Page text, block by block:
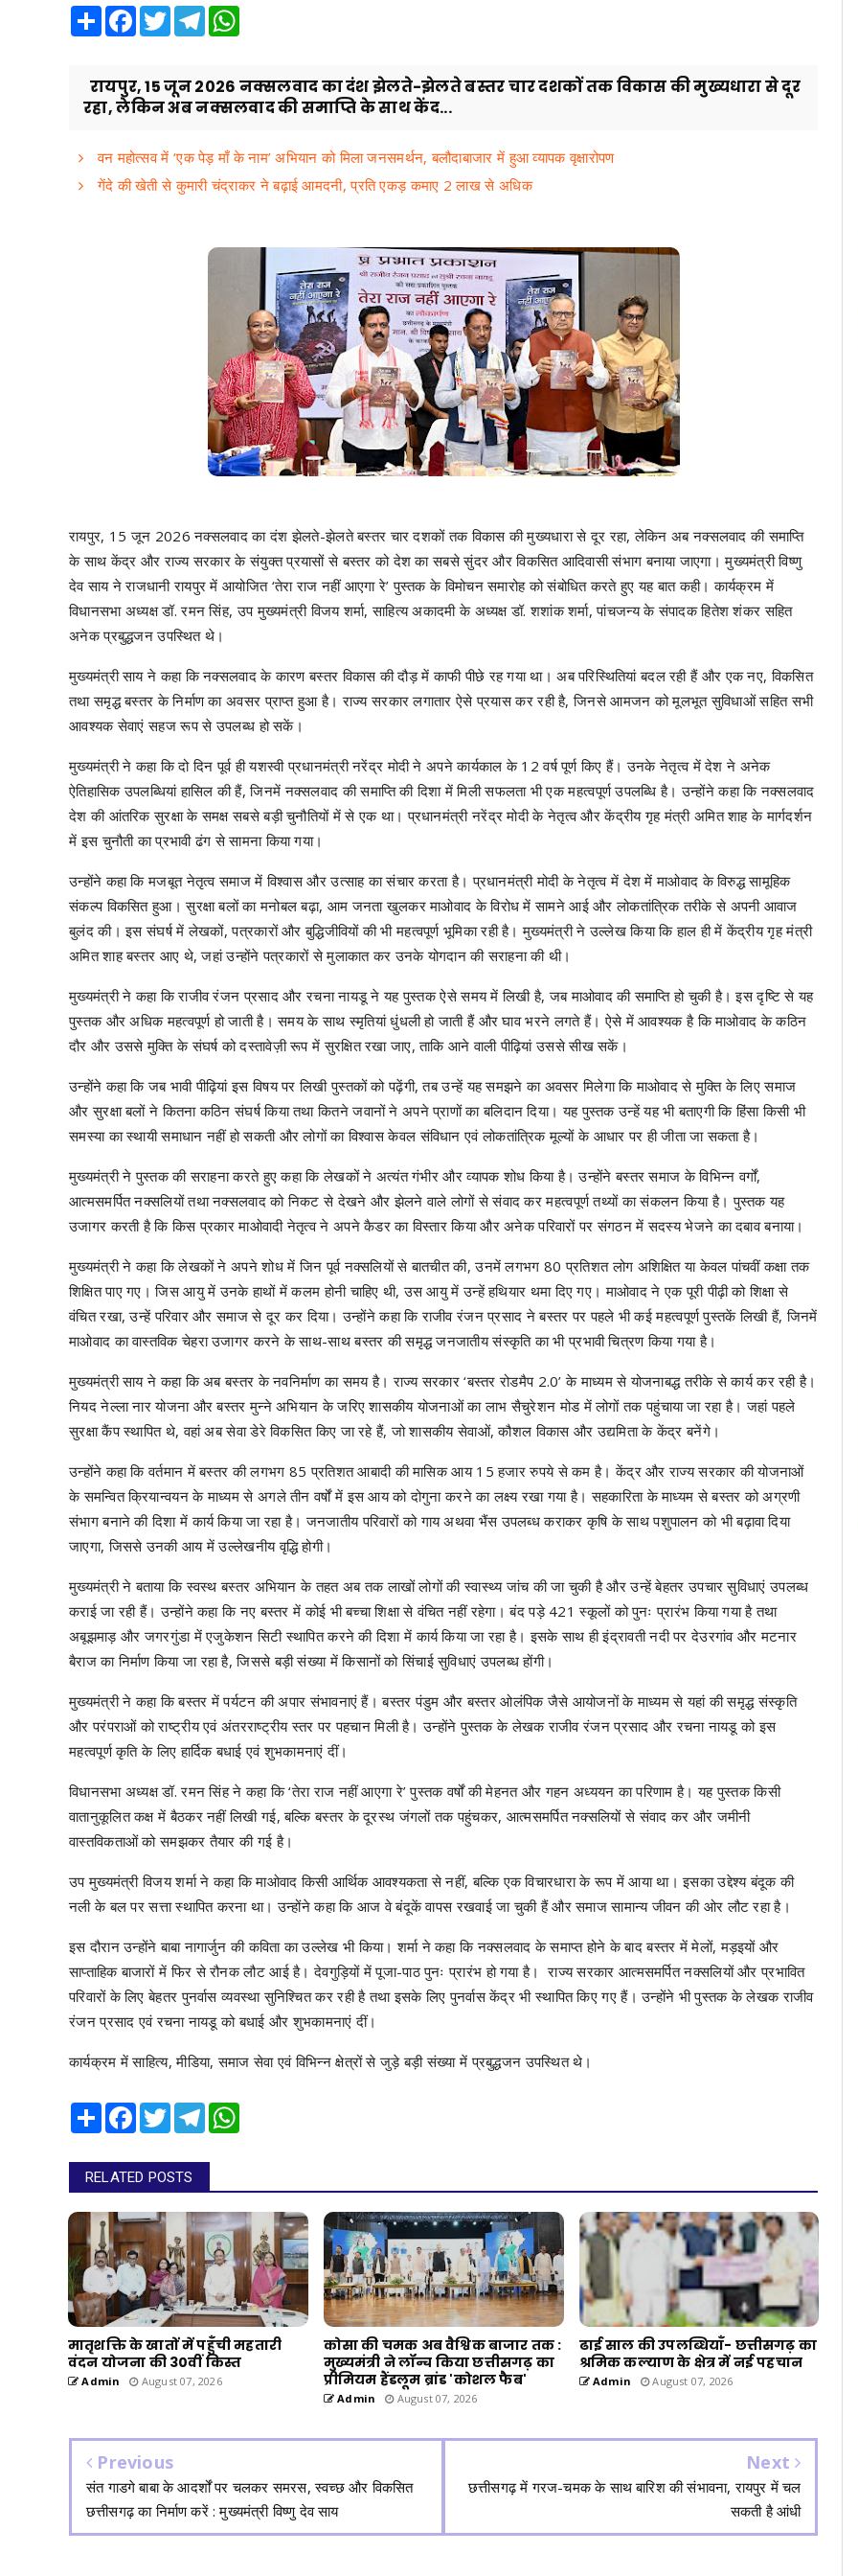
Share Facebook
TwitterTelegram
रायपुर, 15 जून 2026 नक्सलवाद का दंश झेलते-झेलते बस्तर चार दशकों तक विकास की मुख्यधारा से दूर
रहा, लेकिन अब नक्सलवाद की समाप्ति के साथ केंद...
वन महोत्सव में ‘एक पेड़ माँ के नाम’ अभियान को मिला जनसमर्थन, बलौदाबाजार में हुआ व्यापक वृक्षारोपण
गेंदे की खेती से कुमारी चंद्राकर ने बढ़ाई आमदनी, प्रति एकड़ कमाए 2 लाख से अधिक
रायपुर, 15 जून 2026 नक्सलवाद का दंश झेलते-झेलते बस्तर चार दशकों तक विकास की मुख्यधारा से दूर रहा, लेकिन अब नक्सलवाद की समाप्ति
के साथ केंद्र और राज्य सरकार के संयुक्त प्रयासों से बस्तर को देश का सबसे सुंदर और विकसित आदिवासी संभाग बनाया जाएगा। मुख्यमंत्री विष्णु
देव साय ने राजधानी रायपुर में आयोजित ‘तेरा राज नहीं आएगा रे’ पुस्तक के विमोचन समारोह को संबोधित करते हुए यह बात कही। कार्यक्रम में
विधानसभा अध्यक्ष डॉ. रमन सिंह, उप मुख्यमंत्री विजय शर्मा, साहित्य अकादमी के अध्यक्ष डॉ. शशांक शर्मा, पांचजन्य के संपादक हितेश शंकर सहित
अनेक प्रबुद्धजन उपस्थित थे।
मुख्यमंत्री साय ने कहा कि नक्सलवाद के कारण बस्तर विकास की दौड़ में काफी पीछे रह गया था। अब परिस्थितियां बदल रही हैं और एक नए, विकसित
तथा समृद्ध बस्तर के निर्माण का अवसर प्राप्त हुआ है। राज्य सरकार लगातार ऐसे प्रयास कर रही है, जिनसे आमजन को मूलभूत सुविधाओं सहित सभी
आवश्यक सेवाएं सहज रूप से उपलब्ध हो सकें।
मुख्यमंत्री ने कहा कि दो दिन पूर्व ही यशस्वी प्रधानमंत्री नरेंद्र मोदी ने अपने कार्यकाल के 12 वर्ष पूर्ण किए हैं। उनके नेतृत्व में देश ने अनेक
ऐतिहासिक उपलब्धियां हासिल की हैं, जिनमें नक्सलवाद की समाप्ति की दिशा में मिली सफलता भी एक महत्वपूर्ण उपलब्धि है। उन्होंने कहा कि नक्सलवाद
देश की आंतरिक सुरक्षा के समक्ष सबसे बड़ी चुनौतियों में से एक था। प्रधानमंत्री नरेंद्र मोदी के नेतृत्व और केंद्रीय गृह मंत्री अमित शाह के मार्गदर्शन
में इस चुनौती का प्रभावी ढंग से सामना किया गया।
उन्होंने कहा कि मजबूत नेतृत्व समाज में विश्वास और उत्साह का संचार करता है। प्रधानमंत्री मोदी के नेतृत्व में देश में माओवाद के विरुद्ध सामूहिक
संकल्प विकसित हुआ। सुरक्षा बलों का मनोबल बढ़ा, आम जनता खुलकर माओवाद के विरोध में सामने आई और लोकतांत्रिक तरीके से अपनी आवाज
बुलंद की। इस संघर्ष में लेखकों, पत्रकारों और बुद्धिजीवियों की भी महत्वपूर्ण भूमिका रही है। मुख्यमंत्री ने उल्लेख किया कि हाल ही में केंद्रीय गृह मंत्री
अमित शाह बस्तर आए थे, जहां उन्होंने पत्रकारों से मुलाकात कर उनके योगदान की सराहना की थी।
मुख्यमंत्री ने कहा कि राजीव रंजन प्रसाद और रचना नायडू ने यह पुस्तक ऐसे समय में लिखी है, जब माओवाद की समाप्ति हो चुकी है। इस दृष्टि से यह
पुस्तक और अधिक महत्वपूर्ण हो जाती है। समय के साथ स्मृतियां धुंधली हो जाती हैं और घाव भरने लगते हैं। ऐसे में आवश्यक है कि माओवाद के कठिन
दौर और उससे मुक्ति के संघर्ष को दस्तावेज़ी रूप में सुरक्षित रखा जाए, ताकि आने वाली पीढ़ियां उससे सीख सकें।
उन्होंने कहा कि जब भावी पीढ़ियां इस विषय पर लिखी पुस्तकों को पढ़ेंगी, तब उन्हें यह समझने का अवसर मिलेगा कि माओवाद से मुक्ति के लिए समाज
और सुरक्षा बलों ने कितना कठिन संघर्ष किया तथा कितने जवानों ने अपने प्राणों का बलिदान दिया। यह पुस्तक उन्हें यह भी बताएगी कि हिंसा किसी भी
समस्या का स्थायी समाधान नहीं हो सकती और लोगों का विश्वास केवल संविधान एवं लोकतांत्रिक मूल्यों के आधार पर ही जीता जा सकता है।
मुख्यमंत्री ने पुस्तक की सराहना करते हुए कहा कि लेखकों ने अत्यंत गंभीर और व्यापक शोध किया है। उन्होंने बस्तर समाज के विभिन्न वर्गों,
आत्मसमर्पित नक्सलियों तथा नक्सलवाद को निकट से देखने और झेलने वाले लोगों से संवाद कर महत्वपूर्ण तथ्यों का संकलन किया है। पुस्तक यह
उजागर करती है कि किस प्रकार माओवादी नेतृत्व ने अपने कैडर का विस्तार किया और अनेक परिवारों पर संगठन में सदस्य भेजने का दबाव बनाया।
मुख्यमंत्री ने कहा कि लेखकों ने अपने शोध में जिन पूर्व नक्सलियों से बातचीत की, उनमें लगभग 80 प्रतिशत लोग अशिक्षित या केवल पांचवीं कक्षा तक
शिक्षित पाए गए। जिस आयु में उनके हाथों में कलम होनी चाहिए थी, उस आयु में उन्हें हथियार थमा दिए गए। माओवाद ने एक पूरी पीढ़ी को शिक्षा से
वंचित रखा, उन्हें परिवार और समाज से दूर कर दिया। उन्होंने कहा कि राजीव रंजन प्रसाद ने बस्तर पर पहले भी कई महत्वपूर्ण पुस्तकें लिखी हैं, जिनमें
माओवाद का वास्तविक चेहरा उजागर करने के साथ-साथ बस्तर की समृद्ध जनजातीय संस्कृति का भी प्रभावी चित्रण किया गया है।
मुख्यमंत्री साय ने कहा कि अब बस्तर के नवनिर्माण का समय है। राज्य सरकार ‘बस्तर रोडमैप 2.0’ के माध्यम से योजनाबद्ध तरीके से कार्य कर रही है।
नियद नेल्ला नार योजना और बस्तर मुन्ने अभियान के जरिए शासकीय योजनाओं का लाभ सैचुरेशन मोड में लोगों तक पहुंचाया जा रहा है। जहां पहले
सुरक्षा कैंप स्थापित थे, वहां अब सेवा डेरे विकसित किए जा रहे हैं, जो शासकीय सेवाओं, कौशल विकास और उद्यमिता के केंद्र बनेंगे।
उन्होंने कहा कि वर्तमान में बस्तर की लगभग 85 प्रतिशत आबादी की मासिक आय 15 हजार रुपये से कम है। केंद्र और राज्य सरकार की योजनाओं
के समन्वित क्रियान्वयन के माध्यम से अगले तीन वर्षों में इस आय को दोगुना करने का लक्ष्य रखा गया है। सहकारिता के माध्यम से बस्तर को अग्रणी
संभाग बनाने की दिशा में कार्य किया जा रहा है। जनजातीय परिवारों को गाय अथवा भैंस उपलब्ध कराकर कृषि के साथ पशुपालन को भी बढ़ावा दिया
जाएगा, जिससे उनकी आय में उल्लेखनीय वृद्धि होगी।
मुख्यमंत्री ने बताया कि स्वस्थ बस्तर अभियान के तहत अब तक लाखों लोगों की स्वास्थ्य जांच की जा चुकी है और उन्हें बेहतर उपचार सुविधाएं उपलब्ध
कराई जा रही हैं। उन्होंने कहा कि नए बस्तर में कोई भी बच्चा शिक्षा से वंचित नहीं रहेगा। बंद पड़े 421 स्कूलों को पुनः प्रारंभ किया गया है तथा
अबूझमाड़ और जगरगुंडा में एजुकेशन सिटी स्थापित करने की दिशा में कार्य किया जा रहा है। इसके साथ ही इंद्रावती नदी पर देउरगांव और मटनार
बैराज का निर्माण किया जा रहा है, जिससे बड़ी संख्या में किसानों को सिंचाई सुविधाएं उपलब्ध होंगी।
मुख्यमंत्री ने कहा कि बस्तर में पर्यटन की अपार संभावनाएं हैं। बस्तर पंडुम और बस्तर ओलंपिक जैसे आयोजनों के माध्यम से यहां की समृद्ध संस्कृति
और परंपराओं को राष्ट्रीय एवं अंतरराष्ट्रीय स्तर पर पहचान मिली है। उन्होंने पुस्तक के लेखक राजीव रंजन प्रसाद और रचना नायडू को इस
महत्वपूर्ण कृति के लिए हार्दिक बधाई एवं शुभकामनाएं दीं।
विधानसभा अध्यक्ष डॉ. रमन सिंह ने कहा कि ‘तेरा राज नहीं आएगा रे’ पुस्तक वर्षों की मेहनत और गहन अध्ययन का परिणाम है। यह पुस्तक किसी
वातानुकूलित कक्ष में बैठकर नहीं लिखी गई, बल्कि बस्तर के दूरस्थ जंगलों तक पहुंचकर, आत्मसमर्पित नक्सलियों से संवाद कर और जमीनी
वास्तविकताओं को समझकर तैयार की गई है।
उप मुख्यमंत्री विजय शर्मा ने कहा कि माओवाद किसी आर्थिक आवश्यकता से नहीं, बल्कि एक विचारधारा के रूप में आया था। इसका उद्देश्य बंदूक की
नली के बल पर सत्ता स्थापित करना था। उन्होंने कहा कि आज वे बंदूकें वापस रखवाई जा चुकी हैं और समाज सामान्य जीवन की ओर लौट रहा है।
इस दौरान उन्होंने बाबा नागार्जुन की कविता का उल्लेख भी किया। शर्मा ने कहा कि नक्सलवाद के समाप्त होने के बाद बस्तर में मेलों, मड़इयों और
साप्ताहिक बाजारों में फिर से रौनक लौट आई है। देवगुड़ियों में पूजा-पाठ पुनः प्रारंभ हो गया है। राज्य सरकार आत्मसमर्पित नक्सलियों और प्रभावित
परिवारों के लिए बेहतर पुनर्वास व्यवस्था सुनिश्चित कर रही है तथा इसके लिए पुनर्वास केंद्र भी स्थापित किए गए हैं। उन्होंने भी पुस्तक के लेखक राजीव
रंजन प्रसाद एवं रचना नायडू को बधाई और शुभकामनाएं दीं।
कार्यक्रम में साहित्य, मीडिया, समाज सेवा एवं विभिन्न क्षेत्रों से जुड़े बड़ी संख्या में प्रबुद्धजन उपस्थित थे।
Share Facebook
TwitterTelegram
RELATED POSTS
मातृशक्ति के खातों में पहुँची महतारी
वंदन योजना की 30वीं किस्त
Admin August 07, 2026
कोसा की चमक अब वैश्विक बाजार तक :
मुख्यमंत्री ने लॉन्च किया छत्तीसगढ़ का
प्रीमियम हैंडलूम ब्रांड 'कोशल फैब'
Admin August 07, 2026
ढाई साल की उपलब्धियाँ- छत्तीसगढ़ का
श्रमिक कल्याण के क्षेत्र में नई पहचान
Admin August 07, 2026
Previous
संत गाडगे बाबा के आदर्शों पर चलकर समरस, स्वच्छ और विकसित
छत्तीसगढ़ का निर्माण करें : मुख्यमंत्री विष्णु देव साय
Next
छत्तीसगढ़ में गरज-चमक के साथ बारिश की संभावना, रायपुर में चल
सकती है आंधी